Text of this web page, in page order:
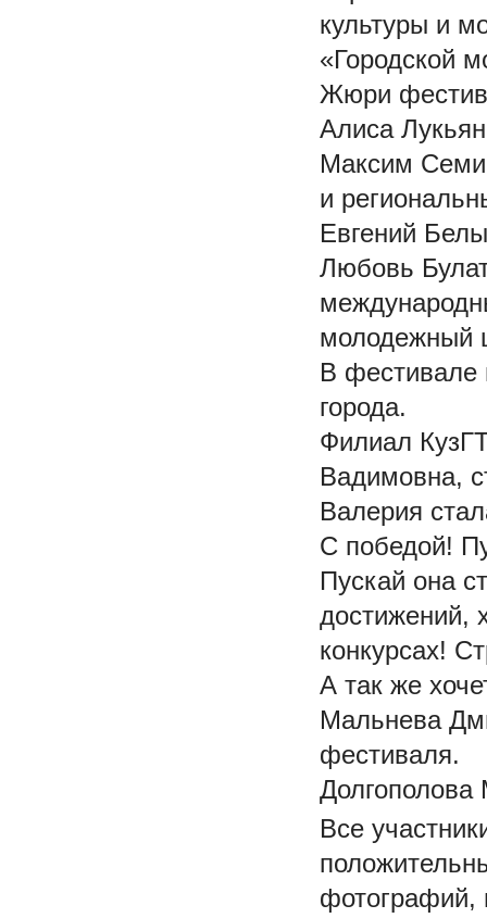
культуры и
«Городской
Жюри
Алиса
Максим
и
Евгений
Любовь
молодежный
В фестивале
города.
Филиал
Вадимовна,
Валерия
С победой!
Пускай она
достижений,
конкурсах!
А так же
Мальнева
фестиваля.
Все
фотографий,